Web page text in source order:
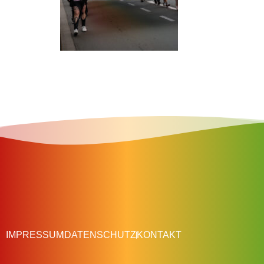
IMPRESSUM DATENSCHUTZ KONTAKT